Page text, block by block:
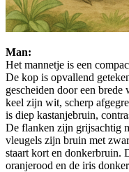
Man:
Het mannetje is een
De kop is opvallend
gescheiden door een
keel zijn wit, scherp
is diep kastanjebruin,
De flanken zijn grijsachtig
vleugels zijn bruin met
staart kort en donkerbruin.
oranjerood en de iris